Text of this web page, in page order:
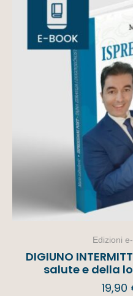
Edizioni
DIGIUNO
salute e della
19,90